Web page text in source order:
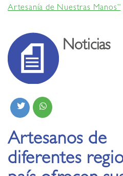
Artesanía de Nuestras Manos”
Noticias
Artesanos de
diferentes